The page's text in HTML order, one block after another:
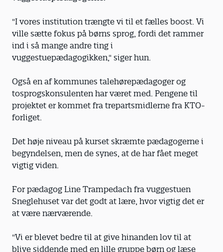
"I vores institution trængte vi til et fælles boost. Vi
ville sætte fokus på børns sprog, fordi det rammer
ind i så mange andre ting i
vuggestuepædagogikken," siger hun.
Også en af kommunes talehørepædagoger og
tosprogskonsulenten har været med. Pengene til
projektet er kommet fra trepartsmidlerne fra KTO-
forliget.
Det høje niveau på kurset skræmte pædagogerne i
begyndelsen, men de synes, at de har fået meget
vigtig viden.
For pædagog Line Trampedach fra vuggestuen
Sneglehuset var det godt at lære, hvor vigtig det er
at være nærværende.
"Vi er blevet bedre til at give hinanden lov til at
blive siddende med en lille gruppe børn og læse